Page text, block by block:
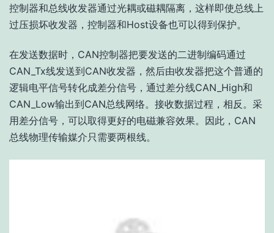
控制器和总线收发器通过光耦或磁耦隔离，这样即使总线上
过压损坏收发器，控制器和Host设备也可以得到保护。
在发送数据时，CAN控制器把要发送的二进制编码通过
CAN_Tx线发送到CAN收发器，然后由收发器把这个普通的
逻辑电平信号转化成差分信号，通过差分线CAN_High和
CAN_Low输出到CAN总线网络。接收数据过程，相反。采
用差分信号，可以取得更好的电磁兼容效果。因此，CAN
总线物理传输媒介只需要两根线。